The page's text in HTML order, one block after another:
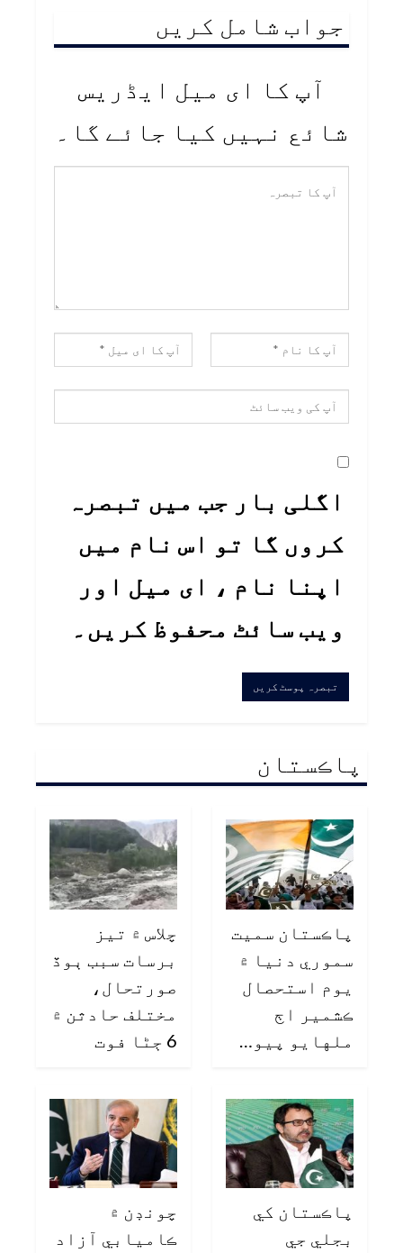
جواب شامل کریں
آپ کا ای میل ایڈریس
شائع نہیں کیا جائے گا۔
اگلی بار جب میں تبصرہ
کروں گا تو اس نام میں
اپنا نام ، ای میل اور
ویب سائٹ محفوظ کریں۔
پاڪستان
پاڪستان سميت
سموري دنيا ۾
يوم استحصال
ڪشمير اڄ
ملهايو پيو…
چلاس ۾ تيز
برسات سبب ٻوڏ
صورتحال،
مختلف حادثن ۾
6 ڄڻا فوت
پاڪستان کي
بجلي جي
چونڊن ۾
ڪاميابي آزاد